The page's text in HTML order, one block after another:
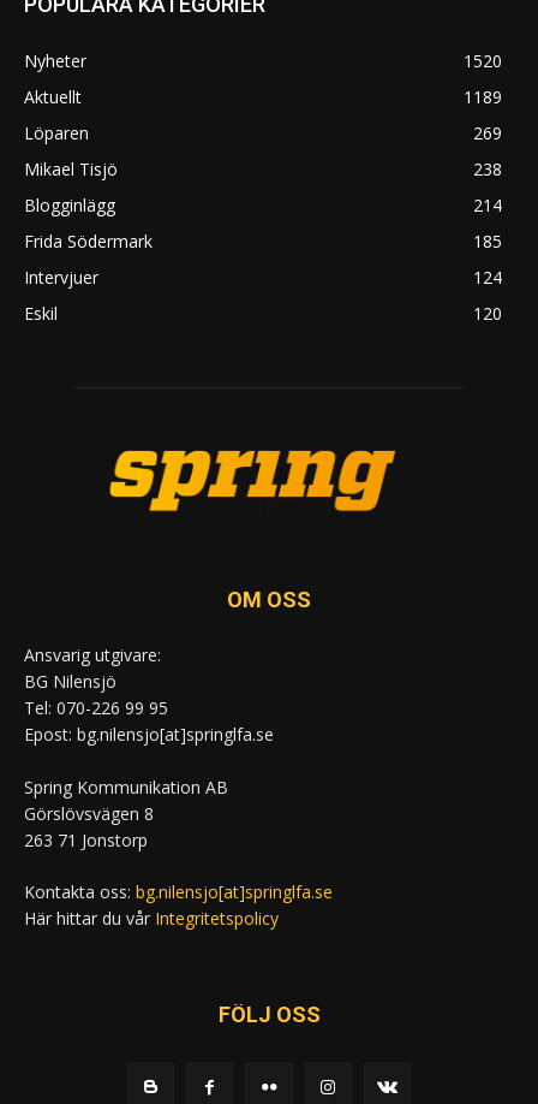
Nyheter
1520
Aktuellt
1189
Löparen
269
Mikael Tisjö
238
Blogginlägg
214
Frida Södermark
185
Intervjuer
124
Eskil
120
OM OSS
Ansvarig utgivare:
BG Nilensjö
Tel: 070-226 99 95
Epost: bg.nilensjo[at]springlfa.se
Spring Kommunikation AB
Görslövsvägen 8
263 71 Jonstorp
Kontakta oss: bg.nilensjo[at]springlfa.se
Här hittar du vår Integritetspolicy
FÖLJ OSS